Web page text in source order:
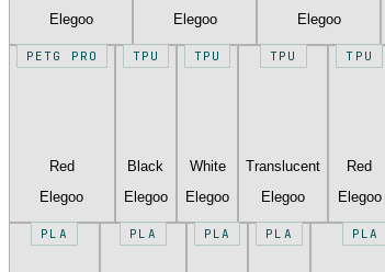
Elegoo
Elegoo
Elegoo
PETG PRO
Red
Elegoo
TPU
Black
Elegoo
TPU
White
Elegoo
TPU
Translucent
Elegoo
TPU
Red
Elegoo
PLA PLA PLA PLA PLA